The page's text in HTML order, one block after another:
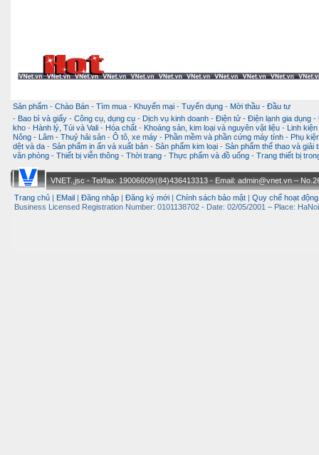
Sản phẩm - Chào Bán - Tìm mua - Khuyến mại - Tuyển dụng - Mời thầu - Đầu tư
- Bao bì và giấy - Công cụ, dụng cụ - Dịch vụ kinh doanh - Điện tử - Điện lạnh gia dụng -
kho - Hành lý, Túi và Vali - Hóa chất - Khoáng sản, kim loại và nguyên vật liệu -
Linh
Nông - Lâm - Thuỷ hải sản - Ô tô, xe máy - Phần mềm và phần cứng máy tính - Phụ
dệt và da - Sản phẩm in ấn và xuất bản - Sản phẩm kim loại - Sản phẩm thể thao và giải
văn phòng - Thiết bị viễn thông - Thời trang - Thực phẩm và đồ uống - Trang thiết bị
VNET.,jsc - Tel/fax: 19006609/(84)436413313 - Email: admin@vnet.vn –
Trang chủ
EMail Đăng nhập Đăng ký mới Chính sách bảo mật Quy chế hoạt động
Business Licensed Registration Number: 0101138702 - Date: 02/05/2001 – Place: